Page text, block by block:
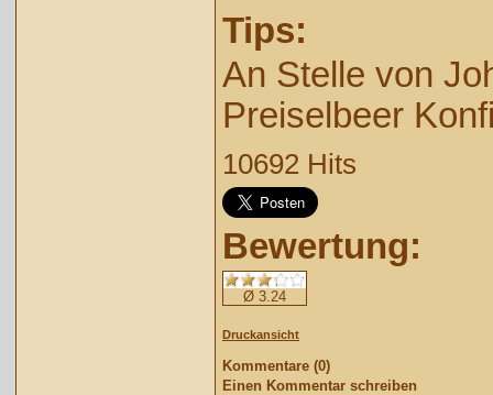
Tips:
An Stelle von
Preiselbeer
10692 Hits
Bewertung:
Ø 3.24
Druckansicht
Kommentare (0)
Einen Kommentar schreiben